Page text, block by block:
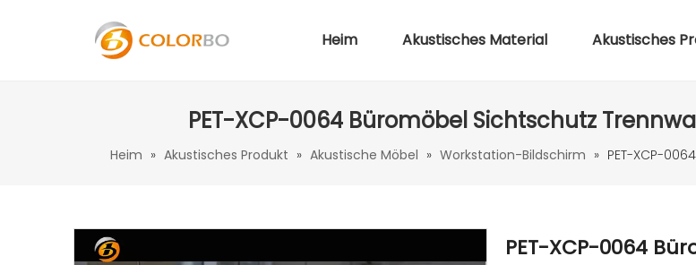
Heim Akustisches Material Akustisches
PET-XCP-0064 Büromöbel Sichtschutz
Heim » Akustisches Produkt » Akustische Möbel » Workstation-Bildschirm » PET-XCP-
PET-XCP-0064